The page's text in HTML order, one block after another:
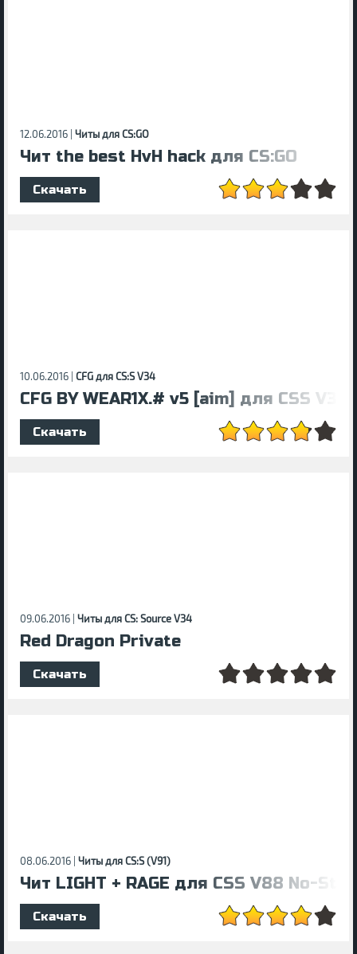
12.06.2016 | Читы для CS:GO
Чит the best HvH hack для CS:GO
Скачать
10.06.2016 | CFG для CS:S V34
CFG BY WEAR1X.# v5 [aim] для CSS V34
Скачать
09.06.2016 | Читы для CS: Source V34
Red Dragon Private
Скачать
08.06.2016 | Читы для CS:S (V91)
Чит LIGHT + RAGE для CSS V88 No-
Скачать